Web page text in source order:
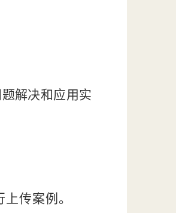
解决和应用实
上传案例。